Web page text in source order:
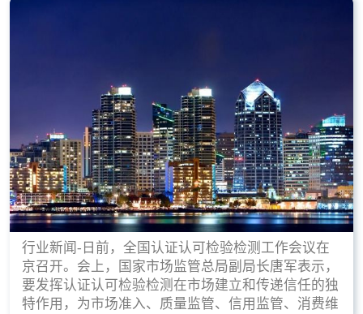
行业新闻-日前，全国认证认可检验检测工作会议在
京召开。会上，国家市场监管总局副局长唐军表示，
要发挥认证认可检验检测在市场建立和传递信任的独
特作用，为市场准入、质量监管、信用监管、消费维